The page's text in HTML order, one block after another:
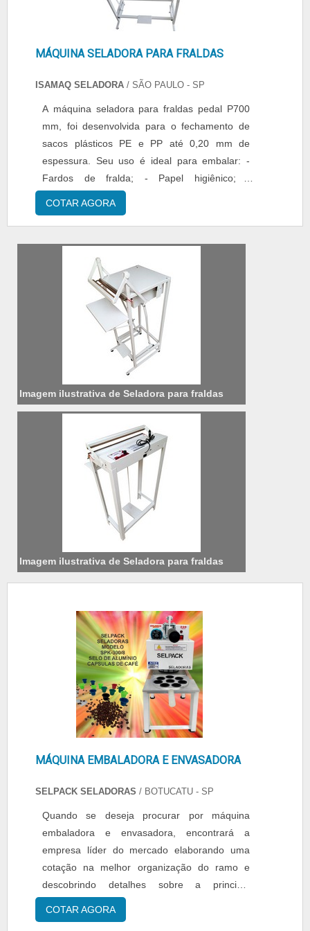
MÁQUINA SELADORA PARA FRALDAS
ISAMAQ SELADORA / SÃO PAULO - SP
A máquina seladora para fraldas pedal P700
mm, foi desenvolvida para o fechamento de
sacos plásticos PE e PP até 0,20 mm de
espessura. Seu uso é ideal para embalar: -
Fardos de fralda; - Papel higiênico; -
Guardanapos; - Entre outros. Seu
aquecimento é instantâneo com regulador de
Durabilidade e resistência; - Otimização da
mão de obra; Especificações: - Área de
selagem: 700...
COTAR AGORA
Imagem ilustrativa de Seladora para fraldas
Imagem ilustrativa de Seladora para fraldas
MÁQUINA EMBALADORA E ENVASADORA
SELPACK SELADORAS / BOTUCATU - SP
Quando se deseja procurar por máquina
embaladora e envasadora, encontrará a
empresa líder do mercado elaborando uma
cotação na melhor organização do ramo e
descobrindo detalhes sobre a principal
referência em qualidade.Quando a busca é por
máquina embaladora e envasadora, com a
COTAR AGORA